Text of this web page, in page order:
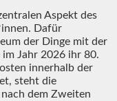
Aspekt des
Dafür
der Dinge mit der
Jahr 2026 ihr 80.
innerhalb der
steht die
dem Zweiten